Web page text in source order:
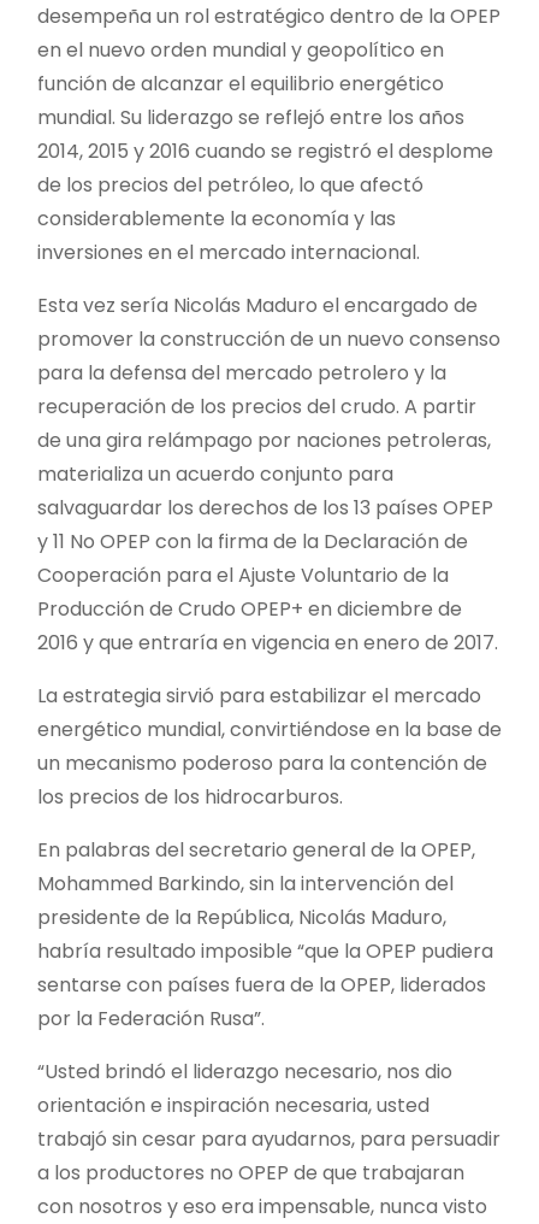
desempeña un rol estratégico dentro de la OPEP
en el nuevo orden mundial y geopolítico en
función de alcanzar el equilibrio energético
mundial. Su liderazgo se reflejó entre los años
2014, 2015 y 2016 cuando se registró el desplome
de los precios del petróleo, lo que afectó
considerablemente la economía y las
inversiones en el mercado internacional.
Esta vez sería Nicolás Maduro el encargado de
promover la construcción de un nuevo consenso
para la defensa del mercado petrolero y la
recuperación de los precios del crudo. A partir
de una gira relámpago por naciones petroleras,
materializa un acuerdo conjunto para
salvaguardar los derechos de los 13 países OPEP
y 11 No OPEP con la firma de la Declaración de
Cooperación para el Ajuste Voluntario de la
Producción de Crudo OPEP+ en diciembre de
2016 y que entraría en vigencia en enero de 2017.
La estrategia sirvió para estabilizar el mercado
energético mundial, convirtiéndose en la base de
un mecanismo poderoso para la contención de
los precios de los hidrocarburos.
En palabras del secretario general de la OPEP,
Mohammed Barkindo, sin la intervención del
presidente de la República, Nicolás Maduro,
habría resultado imposible “que la OPEP pudiera
sentarse con países fuera de la OPEP, liderados
por la Federación Rusa”.
“Usted brindó el liderazgo necesario, nos dio
orientación e inspiración necesaria, usted
trabajó sin cesar para ayudarnos, para persuadir
a los productores no OPEP de que trabajaran
con nosotros y eso era impensable, nunca visto